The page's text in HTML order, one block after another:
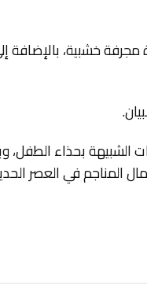
خشبية، بالإضافة
بحذاء الطفل،
المناجم في العصر